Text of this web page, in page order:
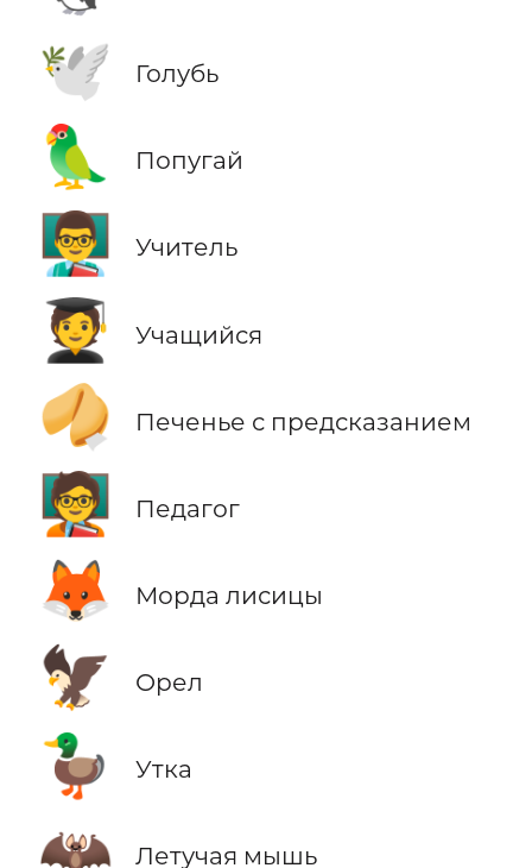
🕊️ Голубь
🦜 Попугай
👨‍🏫 Учитель
🧑‍🎓 Учащийся
🥠 Печенье с предсказанием
🧑‍🏫 Педагог
🦊 Морда лисицы
🦅 Орел
🦆 Утка
🦇 Летучая мышь